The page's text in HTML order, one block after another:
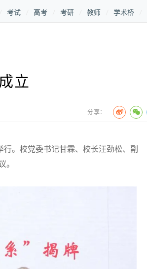
考试 高考 考研 教师 学术桥
立
分享：
。校党委书记甘霖、校长汪劲松、副
。